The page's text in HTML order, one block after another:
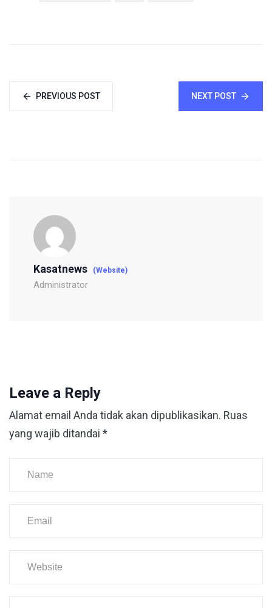
PREVIOUS POST NEXT POST
Kasatnews (Website)
Administrator
Leave a Reply
Alamat email Anda tidak akan dipublikasikan. Ruas
yang wajib ditandai *